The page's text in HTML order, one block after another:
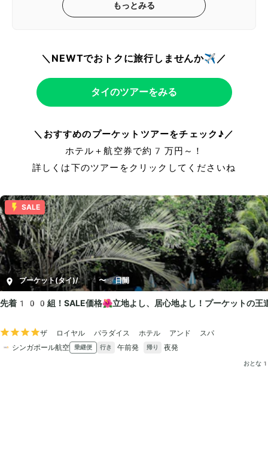
もっとみる
＼NEWTでおトクに旅行しませんか✈️／
タイのツアーをみる
＼おすすめのプーケットツアーをチェック♪／
ホテル＋航空券で約7万円～！
詳しくは下のツアーをクリックしてくださいね